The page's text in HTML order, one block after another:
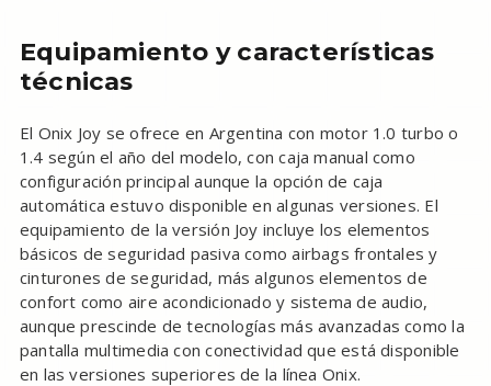
Equipamiento y características
técnicas
El Onix Joy se ofrece en Argentina con motor 1.0 turbo o
1.4 según el año del modelo, con caja manual como
configuración principal aunque la opción de caja
automática estuvo disponible en algunas versiones. El
equipamiento de la versión Joy incluye los elementos
básicos de seguridad pasiva como airbags frontales y
cinturones de seguridad, más algunos elementos de
confort como aire acondicionado y sistema de audio,
aunque prescinde de tecnologías más avanzadas como la
pantalla multimedia con conectividad que está disponible
en las versiones superiores de la línea Onix.